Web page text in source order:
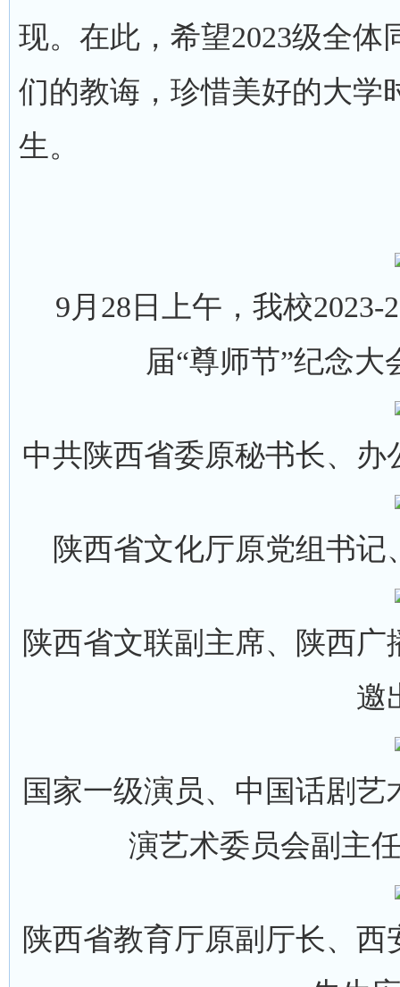
现。在此，希望2023级全
们的教诲，珍惜美好的大学
生。
9月28日上午，我校
届“尊师节”纪念
中共陕西省委原秘书长、
陕西省文化厅原党组书
陕西省文联副主席、陕西
邀
国家一级演员、中国话剧
演艺术委员会副主
陕西省教育厅原副厅长、